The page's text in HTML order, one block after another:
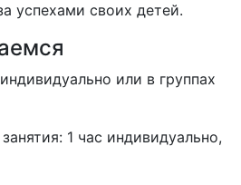
успехами своих детей.
или в группах
1 час индивидуально,